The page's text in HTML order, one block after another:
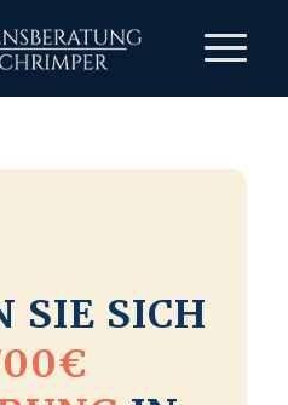
SIE SICH